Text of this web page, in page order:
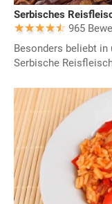
Serbisches
965
Besonders beliebt
Serbische